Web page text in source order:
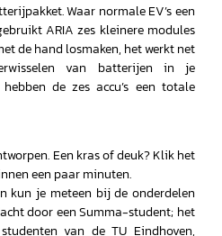
Waar normale EV’s een
ARIA zes kleinere modules
de hand losmaken, het werkt net
van batterijen in je
de zes accu’s een totale
Een kras of deuk? Klik het
een paar minuten.
kun je meteen bij de onderdelen
door een Summa-student; het
van de TU Eindhoven,